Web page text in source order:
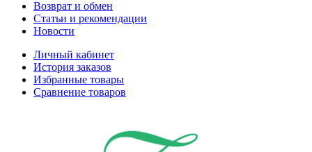
Возврат и обмен
Статьи и рекомендации
Новости
Личный кабинет
История заказов
Избранные товары
Сравнение товаров